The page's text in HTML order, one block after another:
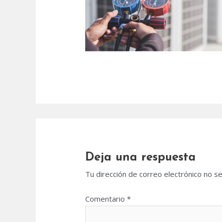
Deja una respuesta
Tu dirección de correo electrónico no
Comentario*